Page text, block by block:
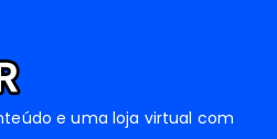
e uma loja virtual com